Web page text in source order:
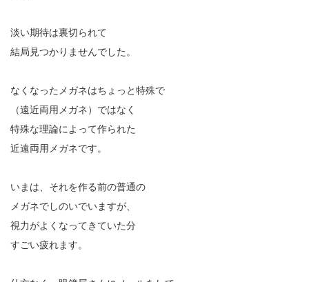
淡い期待は裏切られて
結局見つかりませんでした。
なくなったメガネはちょっと特殊で
（遠近両用メガネ）ではなく
特殊な理論によって作られた
近遠両用メガネです。
いまは、それを作る前の普通の
メガネでしのいでいますが、
視力がよくなってきていた分
すごい疲れます。